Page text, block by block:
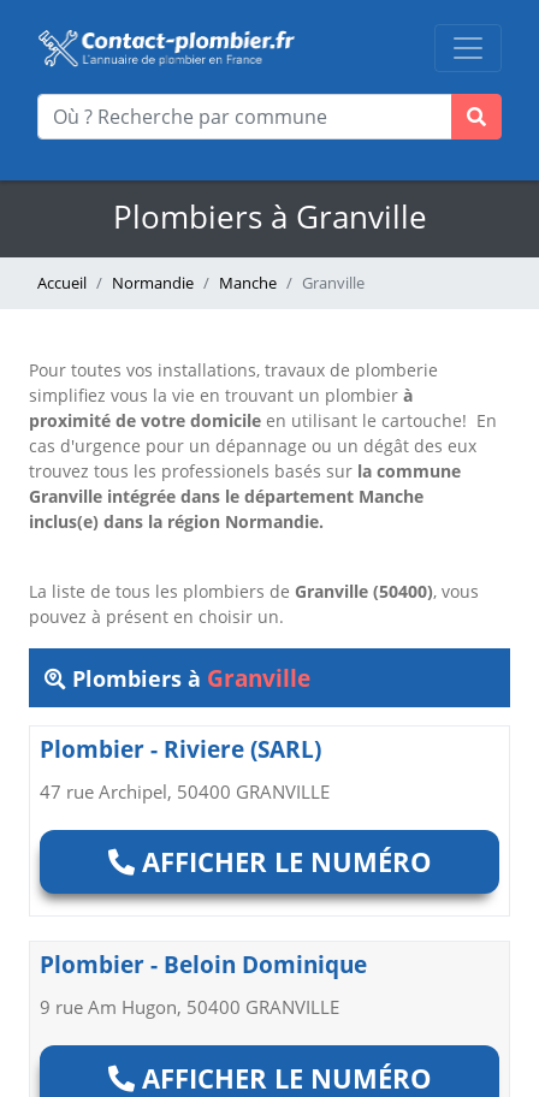
Plombiers à Granville
Accueil Normandie Manche Granville
Pour toutes vos installations, travaux de plomberie
simplifiez vous la vie en trouvant un plombier à
proximité de votre domicile en utilisant le cartouche! En
cas d'urgence pour un dépannage ou un dégât des eux
trouvez tous les professionels basés sur la commune
Granville intégrée dans le département Manche
inclus(e) dans la région Normandie.
La liste de tous les plombiers de Granville (50400), vous
pouvez à présent en choisir un.
Plombiers à Granville
Plombier - Riviere (SARL)
47 rue Archipel, 50400 GRANVILLE
AFFICHER LE NUMÉRO
Plombier - Beloin Dominique
9 rue Am Hugon, 50400 GRANVILLE
AFFICHER LE NUMÉRO